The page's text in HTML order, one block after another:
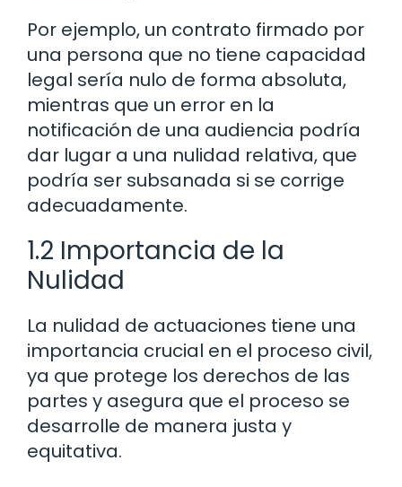
Por ejemplo, un contrato firmado por
una persona que no tiene capacidad
legal sería nulo de forma absoluta,
mientras que un error en la
notificación de una audiencia podría
dar lugar a una nulidad relativa, que
podría ser subsanada si se corrige
adecuadamente.
1.2 Importancia de la
Nulidad
La nulidad de actuaciones tiene una
importancia crucial en el proceso civil,
ya que protege los derechos de las
partes y asegura que el proceso se
desarrolle de manera justa y
equitativa.